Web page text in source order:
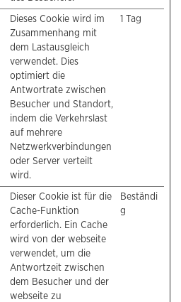
Dieses Cookie wird im
Zusammenhang mit
dem Lastausgleich
verwendet. Dies
optimiert die
Antwortrate zwischen
Besucher und Standort,
indem die Verkehrslast
auf mehrere
Netzwerkverbindungen
oder Server verteilt
wird.
1 Tag
Dieser Cookie ist für die
Cache-Funktion
erforderlich. Ein Cache
wird von der webseite
verwendet, um die
Antwortzeit zwischen
dem Besucher und der
webseite zu
Beständi
g